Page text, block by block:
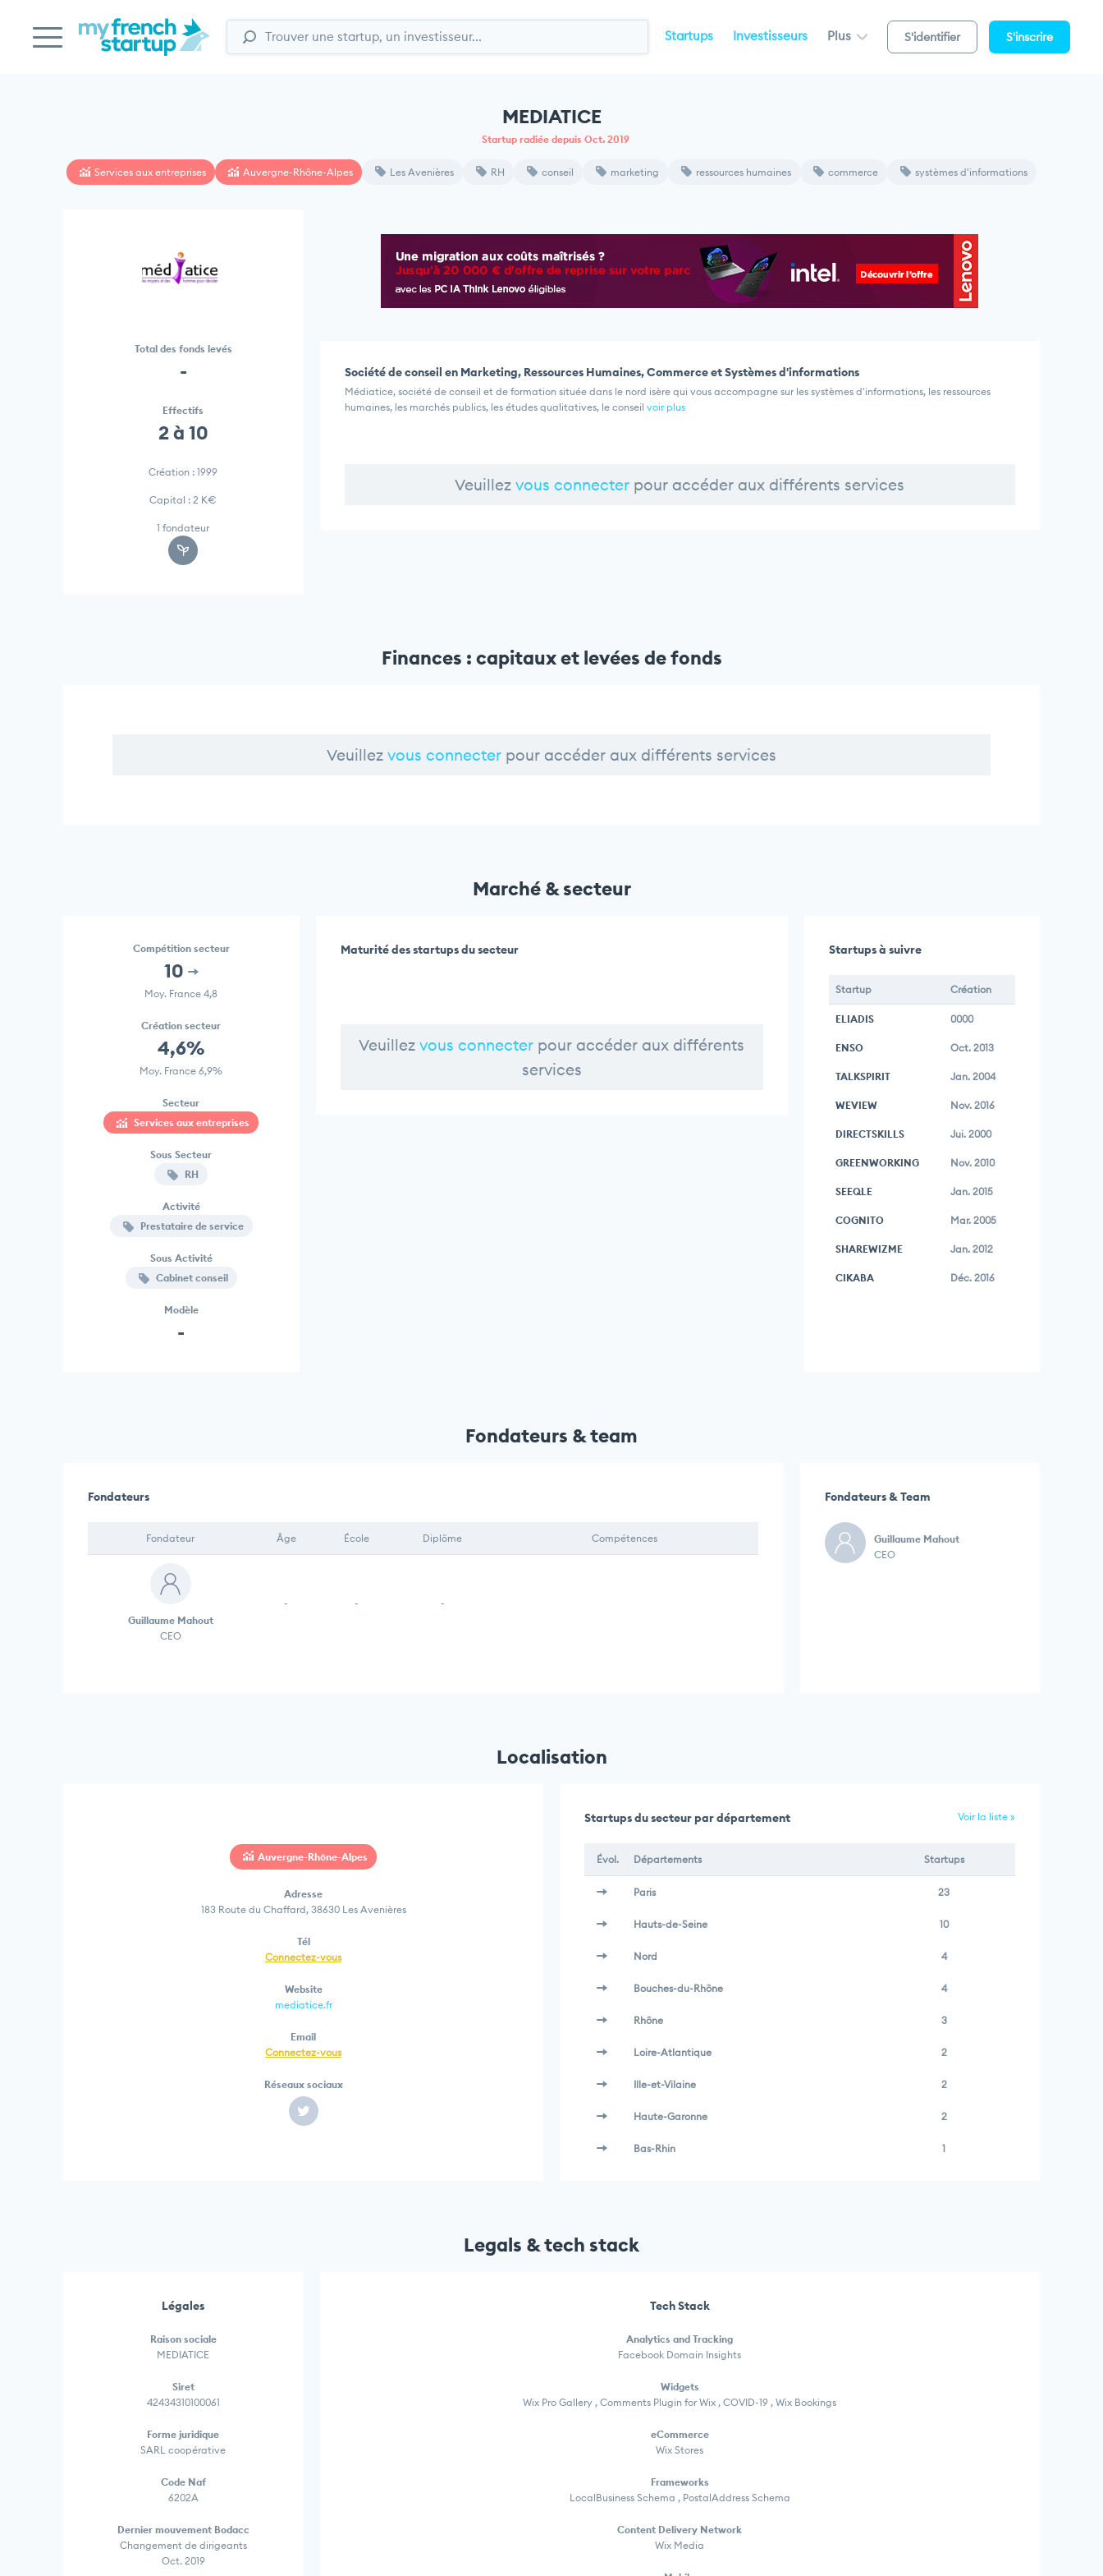
Startups Investisseurs Plus S'identifier S'inscrire
MEDIATICE
Startup radiée depuis Oct. 2019
Services aux entreprises Auvergne-Rhône-Alpes Les Avenières RH conseil marketing ressources humaines commerce systèmes d'informations
Total des fonds levés
-
Effectifs
2 à 10
Création : 1999
Capital : 2 K€
1 fondateur
Société de conseil en Marketing, Ressources Humaines, Commerce et Systèmes d'informations
Médiatice, société de conseil et de formation située dans le nord isère qui vous accompagne sur les systèmes d'informations, les ressources
humaines, les marchés publics, les études qualitatives, le conseil voir plus
Veuillezvous connecter pour accéder aux différents services
Finances : capitaux et levées de fonds
Veuillez vous connecter pour accéder aux différents services
Marché & secteur
Compétition secteur
10
Moy. France 4,8
Création secteur
4,6%
Moy. France 6,9%
Secteur
Services aux entreprises
Sous Secteur
RH
Activité
Prestataire de service
Sous Activité
Cabinet conseil
Modèle
-
Maturité des startups du secteur
Veuillez vous connecter pour accéder aux différents
services
Startups à suivre
Startup Création
ELIADIS 0000
ENSO Oct. 2013
TALKSPIRIT Jan. 2004
WEVIEW Nov. 2016
DIRECTSKILLS Jui. 2000
GREENWORKING Nov. 2010
SEEQLE Jan. 2015
COGNITO Mar. 2005
SHAREWIZME Jan. 2012
CIKABA Déc. 2016
Fondateurs & team
Fondateurs
Fondateur Âge École Diplôme Compétences
Guillaume Mahout
CEO
- - -
Fondateurs & Team
Guillaume Mahout
CEO
Localisation
Auvergne-Rhône-Alpes
Adresse
183 Route du Chaffard, 38630 Les Avenières
Tél
Connectez-vous
Website
mediatice.fr
Email
Connectez-vous
Réseaux sociaux
Startups du secteur par département Voir la liste »
Évol. Départements Startups
Paris 23
Hauts-de-Seine 10
Nord 4
Bouches-du-Rhône 4
Rhône 3
Loire-Atlantique 2
Ille-et-Vilaine 2
Haute-Garonne 2
Bas-Rhin 1
Legals & tech stack
Légales
Raison sociale
MEDIATICE
Siret
42434310100061
Forme juridique
SARL coopérative
Code Naf
6202A
Dernier mouvement Bodacc
Changement de dirigeants
Oct. 2019
Tech Stack
Analytics and Tracking
Facebook Domain Insights
Widgets
Wix Pro Gallery , Comments Plugin for Wix , COVID-19 , Wix Bookings
eCommerce
Wix Stores
Frameworks
LocalBusiness Schema , PostalAddress Schema
Content Delivery Network
Wix Media